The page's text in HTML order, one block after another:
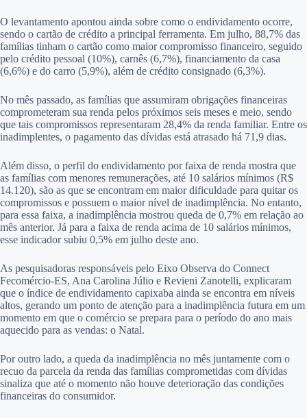
O levantamento apontou ainda sobre como o endividamento ocorre,
sendo o cartão de crédito a principal ferramenta. Em julho, 88,7% das
famílias tinham o cartão como maior compromisso financeiro, seguido
pelo crédito pessoal (10%), carnês (6,7%), financiamento da casa
(6,6%) e do carro (5,9%), além de crédito consignado (6,3%).
No mês passado, as famílias que assumiram obrigações financeiras
comprometeram sua renda pelos próximos seis meses e meio, sendo
que tais compromissos representaram 28,4% da renda familiar. Entre os
inadimplentes, o pagamento das dívidas está atrasado há 71,9 dias.
Além disso, o perfil do endividamento por faixa de renda mostra que
as famílias com menores remunerações, até 10 salários mínimos (R$
14.120), são as que se encontram em maior dificuldade para quitar os
compromissos e possuem o maior nível de inadimplência. No entanto,
para essa faixa, a inadimplência mostrou queda de 0,7% em relação ao
mês anterior. Já para a faixa de renda acima de 10 salários mínimos,
esse indicador subiu 0,5% em julho deste ano.
As pesquisadoras responsáveis pelo Eixo Observa do Connect
Fecomércio-ES, Ana Carolina Júlio e Revieni Zanotelli, explicaram
que o índice de endividamento capixaba ainda se encontra em níveis
altos, gerando um ponto de atenção para a inadimplência futura em um
momento em que o comércio se prepara para o período do ano mais
aquecido para as vendas: o Natal.
Por outro lado, a queda da inadimplência no mês juntamente com o
recuo da parcela da renda das famílias comprometidas com dívidas
sinaliza que até o momento não houve deterioração das condições
financeiras do consumidor.